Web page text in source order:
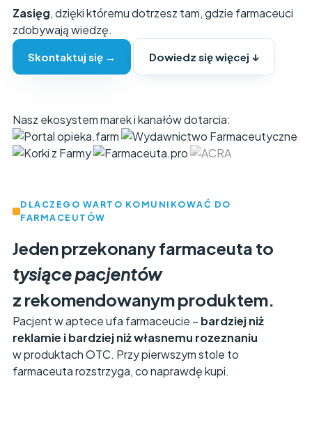
Zasięg, dzięki któremu dotrzesz tam, gdzie farmaceuci
zdobywają wiedzę.
Skontaktuj się → Dowiedz się więcej ↓
Nasz ekosystem marek i kanałów dotarcia:
DLACZEGO WARTO KOMUNIKOWAĆ DO
FARMACEUTÓW
Jeden przekonany farmaceuta to
tysiące pacjentów
z rekomendowanym produktem.
Pacjent w aptece ufa farmaceucie – bardziej niż
reklamie i bardziej niż własnemu rozeznaniu
w produktach OTC. Przy pierwszym stole to
farmaceuta rozstrzyga, co naprawdę kupi.